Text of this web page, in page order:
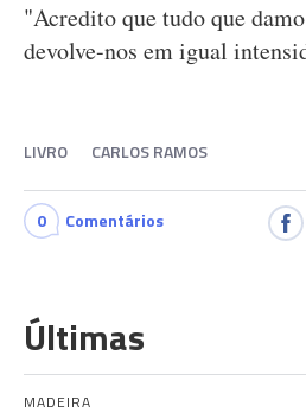
"Acredito que tudo que
devolve-nos em igual
LIVRO CARLOS RAMOS
0 Comentários
Últimas
MADEIRA